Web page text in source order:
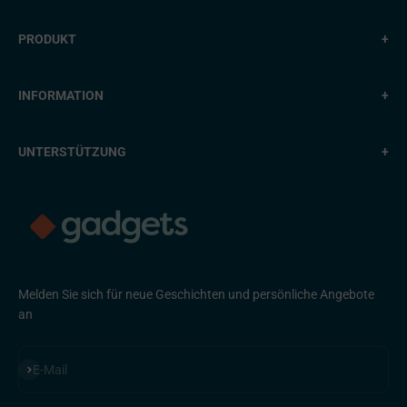
PRODUKT +
INFORMATION +
UNTERSTÜTZUNG +
Melden Sie sich für neue Geschichten und persönliche Angebote
an
E-Mail
Abonnieren